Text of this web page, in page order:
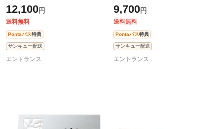
12,100円
送料無料
Pontaパス特典
サンキュー配送
エントランス
9,700円
送料無料
Pontaパス特典
サンキュー配送
エントランス